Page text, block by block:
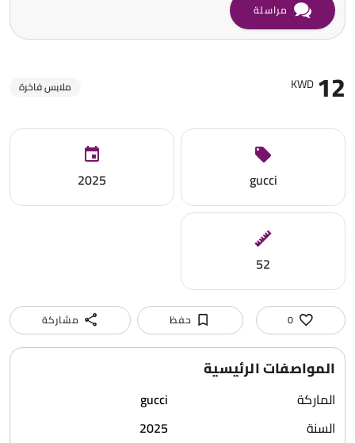
12
KWD ملابس فاخرة
gucci
2025
52
0 حفظ مشاركة
المواصفات الرئيسية
الماركة
gucci
السنة
2025
مراسلة